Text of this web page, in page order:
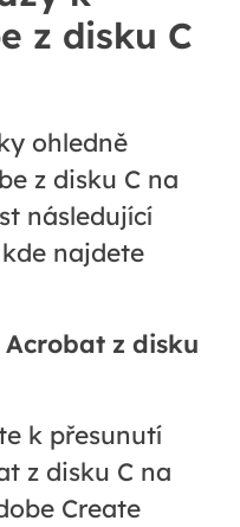
z disku C
ohledně
z disku C na
následující
najdete
z disku
k přesunutí
z disku C na
Create